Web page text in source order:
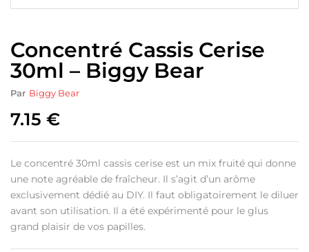
Concentré Cassis Cerise
30ml – Biggy Bear
Par Biggy Bear
7.15 €
Le concentré 30ml cassis cerise est un mix fruité qui donne
une note agréable de fraîcheur. Il s’agit d’un arôme
exclusivement dédié au DIY. Il faut obligatoirement le diluer
avant son utilisation. Il a été expérimenté pour le glus
grand plaisir de vos papilles.